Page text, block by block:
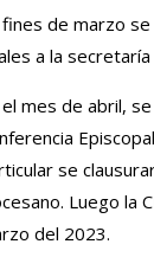
fines de marzo
a la
el mes de abril,
se
Luego la
del 2023.